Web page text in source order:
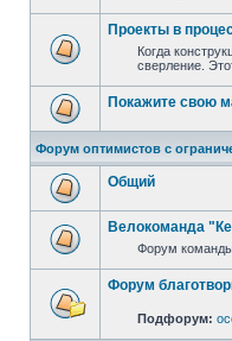
Проекты в
Когда
сверление.
Покажите свою
Форум оптимистов с
Общий
Велокоманда
Форум команды
Форум
Подфорум: